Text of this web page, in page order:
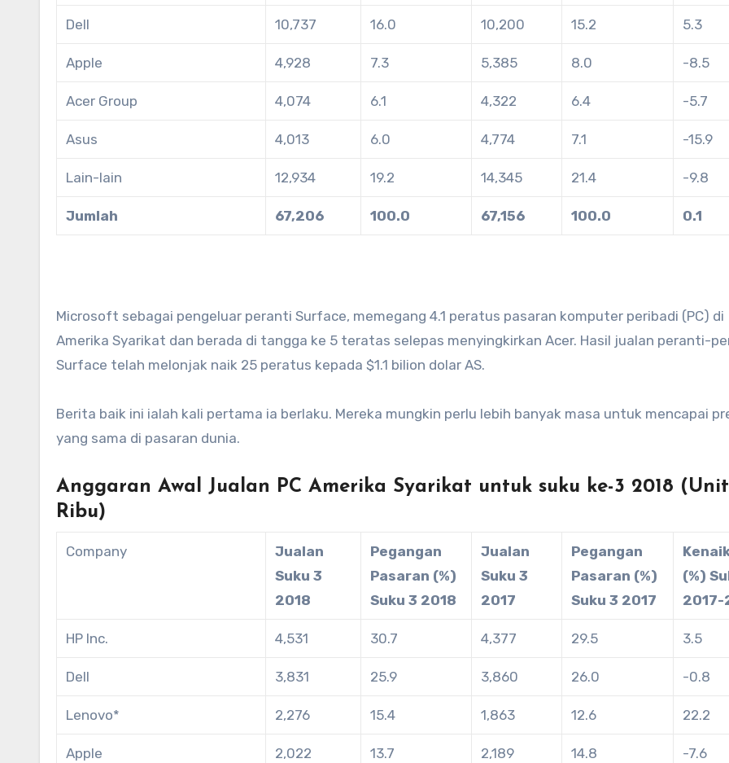
Dell 10,737 16.0 10,200 15.2 5.3
Apple 4,928 7.3 5,385 8.0 -8.5
Acer Group 4,074 6.1 4,322 6.4 -5.7
Asus 4,013 6.0 4,774 7.1 -15.9
Lain-lain 12,934 19.2 14,345 21.4 -9.8
Jumlah 67,206 100.0 67,156 100.0 0.1
Microsoft sebagai pengeluar peranti Surface, memegang 4.1 peratus pasaran komputer peribadi (PC) di
Amerika Syarikat dan berada di tangga ke 5 teratas selepas menyingkirkan Acer. Hasil jualan peranti-
Surface telah melonjak naik 25 peratus kepada $1.1 bilion dolar AS.
Berita baik ini ialah kali pertama ia berlaku. Mereka mungkin perlu lebih banyak masa untuk mencapai
yang sama di pasaran dunia.
Anggaran Awal Jualan PC Amerika Syarikat untuk suku ke-3 2018 (Unit
Ribu)
Company
Jualan
Suku 3
2018
Pegangan
Pasaran (%)
Suku 3 2018
Jualan
Suku 3
2017
Pegangan
Pasaran (%)
Suku 3 2017
(%)
2017-
HP Inc. 4,531 30.7 4,377 29.5 3.5
Dell 3,831 25.9 3,860 26.0 -0.8
Lenovo* 2,276 15.4 1,863 12.6 22.2
Apple 2,022 13.7 2,189 14.8 -7.6